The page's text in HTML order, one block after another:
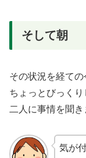
そして朝
その状況を経て
ちょっとびっくり
二人に事情を聞き
気が